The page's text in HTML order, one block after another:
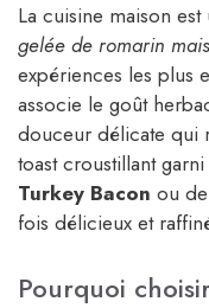
La cuisine maison
gelée de romarin
expériences les plus
associe le goût
douceur délicate qui
toast croustillant
Turkey Bacon ou de
fois délicieux et
Pourquoi